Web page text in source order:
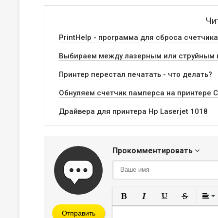
PrintHelp - программа для сброса
Выбираем между лазерным или струйным
Принтер перестал печатать - что делать?
Обнуляем счетчик памперса на принтере
Драйвера для принтера Hp Laserjet 1018
Прокомментировать
Полужирный
Курсив
Отправить